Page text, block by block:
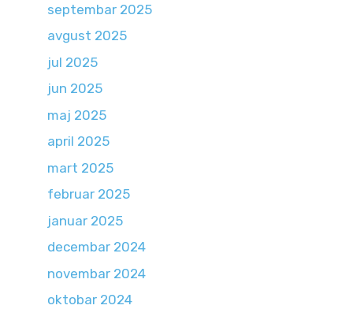
septembar 2025
avgust 2025
jul 2025
jun 2025
maj 2025
april 2025
mart 2025
februar 2025
januar 2025
decembar 2024
novembar 2024
oktobar 2024